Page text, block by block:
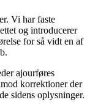
Vi har faste
og introducerer
for så vidt en af
ajourføres
korrektioner der
sidens oplysninger.